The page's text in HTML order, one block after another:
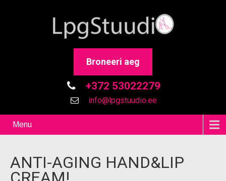
Broneeri aeg
+372 53022279
info@lpgstuudio.ee
Menu
ANTI-AGING HAND&LIP